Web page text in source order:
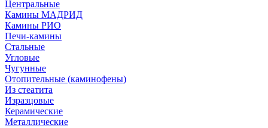
Центральные
Камины МАДРИД
Камины РИО
Печи-камины
Стальные
Угловые
Чугунные
Отопительные (каминофены)
Из стеатита
Изразцовые
Керамические
Металлические